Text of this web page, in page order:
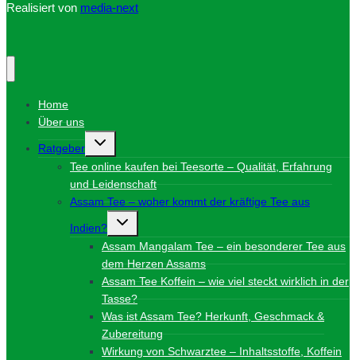
Realisiert von media-next
Home
Über uns
Ratgeber
Untermenü
Tee online kaufen bei Teesorte – Qualität, Erfahrung
und Leidenschaft
Assam Tee – woher kommt der kräftige Tee aus
Indien?
Untermenü
Assam Mangalam Tee – ein besonderer Tee aus
dem Herzen Assams
Assam Tee Koffein – wie viel steckt wirklich in der
Tasse?
Was ist Assam Tee? Herkunft, Geschmack &
Zubereitung
Wirkung von Schwarztee – Inhaltsstoffe, Koffein